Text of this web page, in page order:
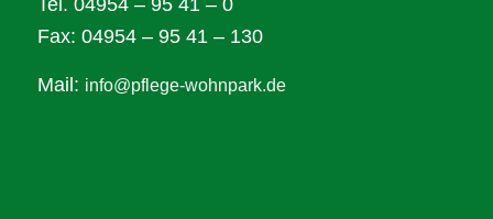
Fax: 04954 – 95 41 – 130
Mail: info@pflege-wohnpark.de